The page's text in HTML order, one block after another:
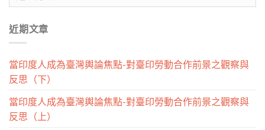
類
近期文章
當印度人成為臺灣輿論焦點-對臺印勞動合作前景之觀察與
反思（下）
當印度人成為臺灣輿論焦點-對臺印勞動合作前景之觀察與
反思（上）